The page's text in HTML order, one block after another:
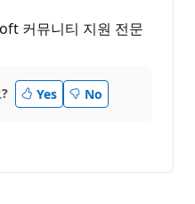
커뮤니티 지원 전문
Yes No